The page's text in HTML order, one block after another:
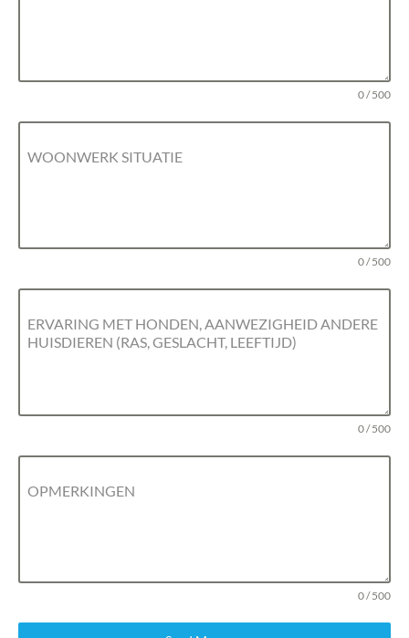
0 / 500
WOONWERK SITUATIE
0 / 500
ERVARING MET HONDEN, AANWEZIGHEID ANDERE
HUISDIEREN (RAS, GESLACHT, LEEFTIJD)
0 / 500
OPMERKINGEN
0 / 500